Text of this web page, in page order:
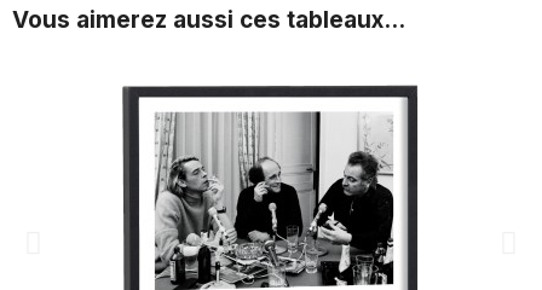
Vous aimerez aussi ces tableaux...